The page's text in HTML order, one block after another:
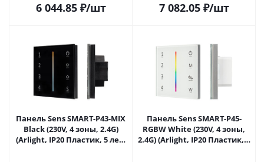
6 044.85₽/шт 7 082.05₽/шт
Панель Sens SMART-P43-MIX
Black (230V, 4 зоны, 2.4G)
(Arlight, IP20 Пластик, 5 лет)
Панель Sens SMART-P45-
RGBW White (230V, 4 зоны,
2.4G) (Arlight, IP20 Пластик, 5